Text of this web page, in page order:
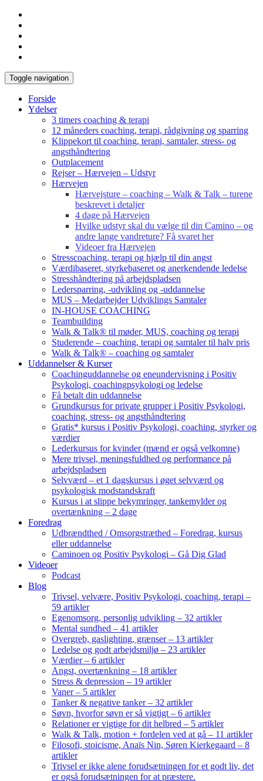
Toggle navigation
Forside
Ydelser
3 timers coaching & terapi
12 måneders coaching, terapi, rådgivning og sparring
Klippekort til coaching, terapi, samtaler, stress- og
angsthåndtering
Outplacement
Rejser – Hærvejen – Udstyr
Hærvejen
Hærvejsture – coaching – Walk & Talk – turene
beskrevet i detaljer
4 dage på Hærvejen
Hvilke udstyr skal du vælge til din Camino – og
andre lange vandreture? Få svaret her
Videoer fra Hærvejen
Stresscoaching, terapi og hjælp til din angst
Værdibaseret, styrkebaseret og anerkendende ledelse
Stresshåndtering på arbejdspladsen
Ledersparring, -udvikling og -uddannelse
MUS – Medarbejder Udviklings Samtaler
IN-HOUSE COACHING
Teambuilding
Walk & Talk® til møder, MUS, coaching og terapi
Studerende – coaching, terapi og samtaler til halv pris
Walk & Talk® – coaching og samtaler
Uddannelser & Kurser
Coachinguddannelse og eneundervisning i Positiv
Psykologi, coachingpsykologi og ledelse
Få betalt din uddannelse
Grundkursus for private grupper i Positiv Psykologi,
coaching, stress- og angsthåndtering
Gratis* kursus i Positiv Psykologi, coaching, styrker og
værdier
Lederkursus for kvinder (mænd er også velkomne)
Mere trivsel, meningsfuldhed og performance på
arbejdspladsen
Selvværd – et 1 dagskursus i øget selvværd og
psykologisk modstandskraft
Kursus i at slippe bekymringer, tankemylder og
overtænkning – 2 dage
Foredrag
Udbrændthed / Omsorgstræthed – Foredrag, kursus
eller uddannelse
Caminoen og Positiv Psykologi – Gå Dig Glad
Videoer
Podcast
Blog
Trivsel, velvære, Positiv Psykologi, coaching, terapi –
59 artikler
Egenomsorg, personlig udvikling – 32 artikler
Mental sundhed – 41 artikler
Overgreb, gaslighting, grænser – 13 artikler
Ledelse og godt arbejdsmiljø – 23 artikler
Værdier – 6 artikler
Angst, overtænkning – 18 artikler
Stress & depression – 19 artikler
Vaner – 5 artikler
Tanker & negative tanker – 32 artikler
Søvn, hvorfor søvn er så vigtigt – 6 artikler
Relationer er vigtige for dit helbred – 5 artikler
Walk & Talk, motion + fordelen ved at gå – 11 artikler
Filosofi, stoicisme, Anaïs Nin, Søren Kierkegaard – 8
artikler
Trivsel er ikke alene forudsætningen for et godt liv, det
er også forudsætningen for at præstere.